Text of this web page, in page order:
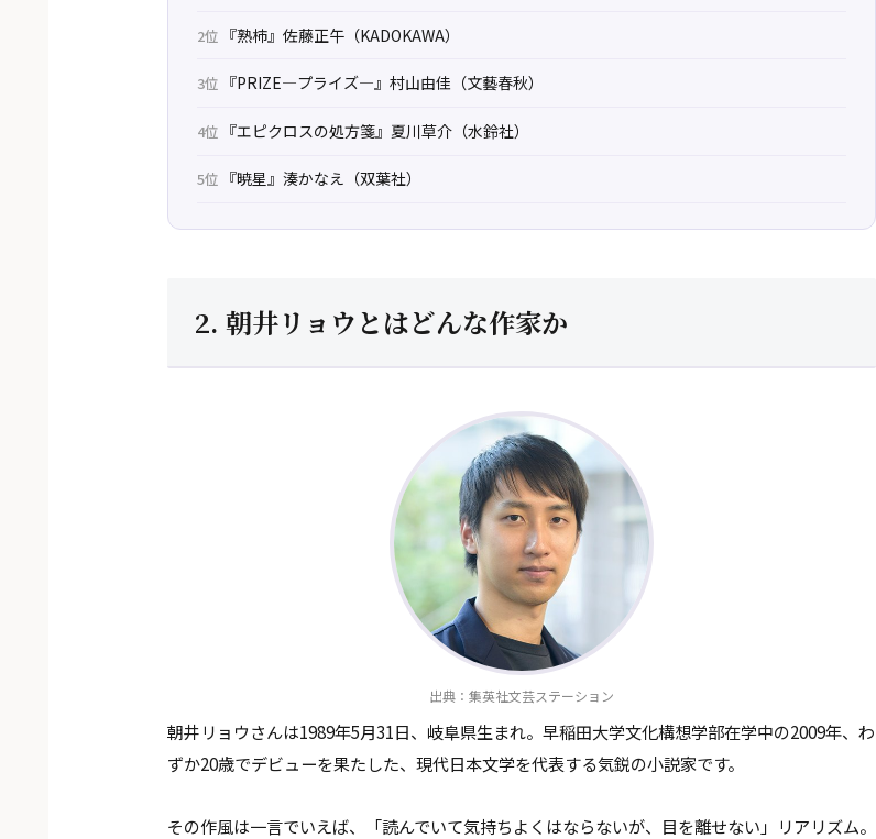
2位 『熟柿』佐藤正午（KADOKAWA）
3位 『PRIZE―プライズ―』村山由佳（文藝春秋）
4位 『エピクロスの処方箋』夏川草介（水鈴社）
5位 『暁星』湊かなえ（双葉社）
2. 朝井リョウとはどんな作家か
出典：集英社文芸ステーション
朝井リョウさんは1989年5月31日、岐阜県生まれ。早稲田大学文化構想学部在学中の2009年、わ
ずか20歳でデビューを果たした、現代日本文学を代表する気鋭の小説家です。
その作風は一言でいえば、「読んでいて気持ちよくはならないが、目を離せない」リアリズム。